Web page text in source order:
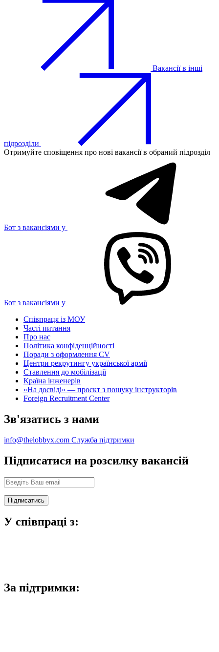
Вакансії в інші
підрозділи
Отримуйте сповіщення про нові вакансії в обраний підрозділ
Бот з вакансіями у
Бот з вакансіями у
Співпраця із МОУ
Часті питання
Про нас
Політика конфіденційності
Поради з оформлення CV
Центри рекрутингу української армії
Ставлення до мобілізації
Країна інженерів
«На досвіді» — проєкт з пошуку інструкторів
Foreign Recruitment Center
Зв'язатись з нами
info@thelobbyx.com Служба підтримки
Підписатися на розсилку вакансій
У співпраці з:
За підтримки: